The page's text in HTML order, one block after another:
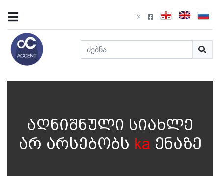
აღნიშნული სიახლე
არ არსებობს ka ენაზე